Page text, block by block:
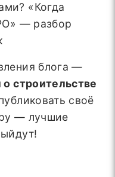
«Когда
— разбор
блога —
о строительстве
своё
— лучшие